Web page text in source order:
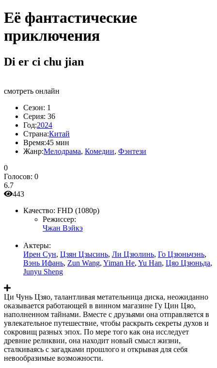
Её фантастические
приключения
Di er ci chu jian
смотреть онлайн
Сезон: 1
Серия: 36
Год:2024
Страна:Китай
Время:45 мин
Жанр:Мелодрама, Комедии, Фэнтези
0
Голосов: 0
6.7
443
Качество: FHD (1080p)
Режиссер:
Чжан Вэйкэ
Актеры:
Ирен Сун, Цзян Цзысинь, Ли Цзюлинь, Го Цзюньчэнь,
Вэнь Ифань, Zun Wang, Yiman He, Yu Han, Цяо Цзюньда,
Junyu Sheng
Ци Чунь Цзяо, талантливая метательница диска, неожиданно
оказывается работающей в винном магазине Гу Цин Цяо,
наполненном тайнами. Вместе с друзьями она отправляется в
увлекательное путешествие, чтобы раскрыть секреты духов и
сокровищ разных эпох. По мере того как она исследует
древние реликвии, она находит новый смысл жизни,
сталкиваясь с загадками прошлого и открывая для себя
невообразимые возможности.